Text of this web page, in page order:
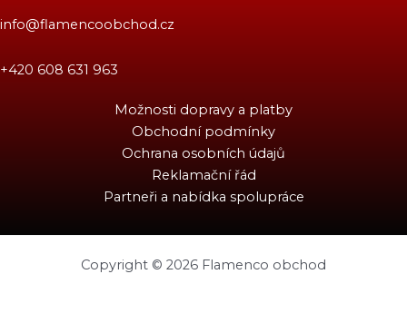
info@flamencoobchod.cz
+420 608 631 963
Možnosti dopravy a platby
Obchodní podmínky
Ochrana osobních údajů
Reklamační řád
Partneři a nabídka spolupráce
Copyright © 2026 Flamenco obchod